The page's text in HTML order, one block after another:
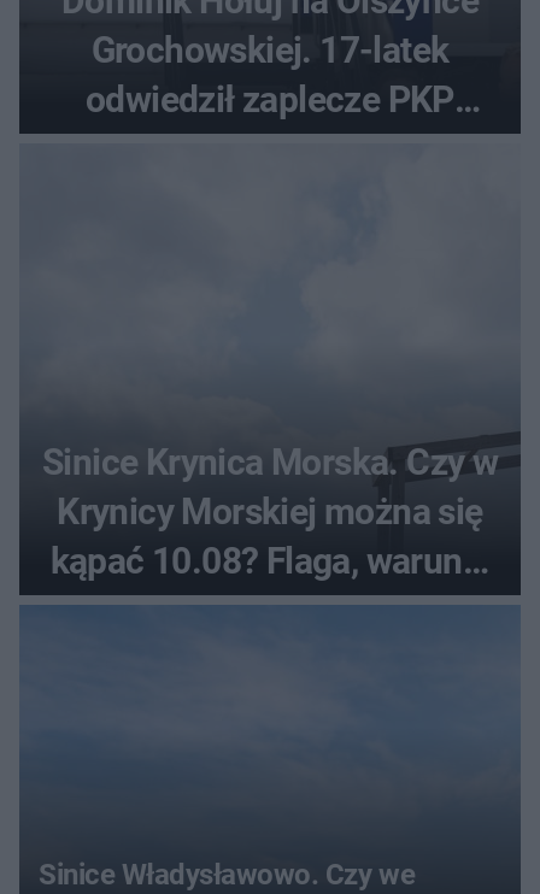
Grochowskiej. 17-latek
odwiedził zaplecze PKP
Intercity
Sinice Krynica Morska. Czy w
Krynicy Morskiej można się
kąpać 10.08? Flaga, warunki
pogodowe
Sinice Władysławowo. Czy we